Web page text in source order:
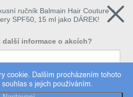
cookie. Dalším procházením tohoto
s jejich používáním.
. Všechna práva vyhrazena.
ručník Balmain Hair Couture +
SPF50, 15 ml jako DÁREK!
další informace o akcích?
To chci